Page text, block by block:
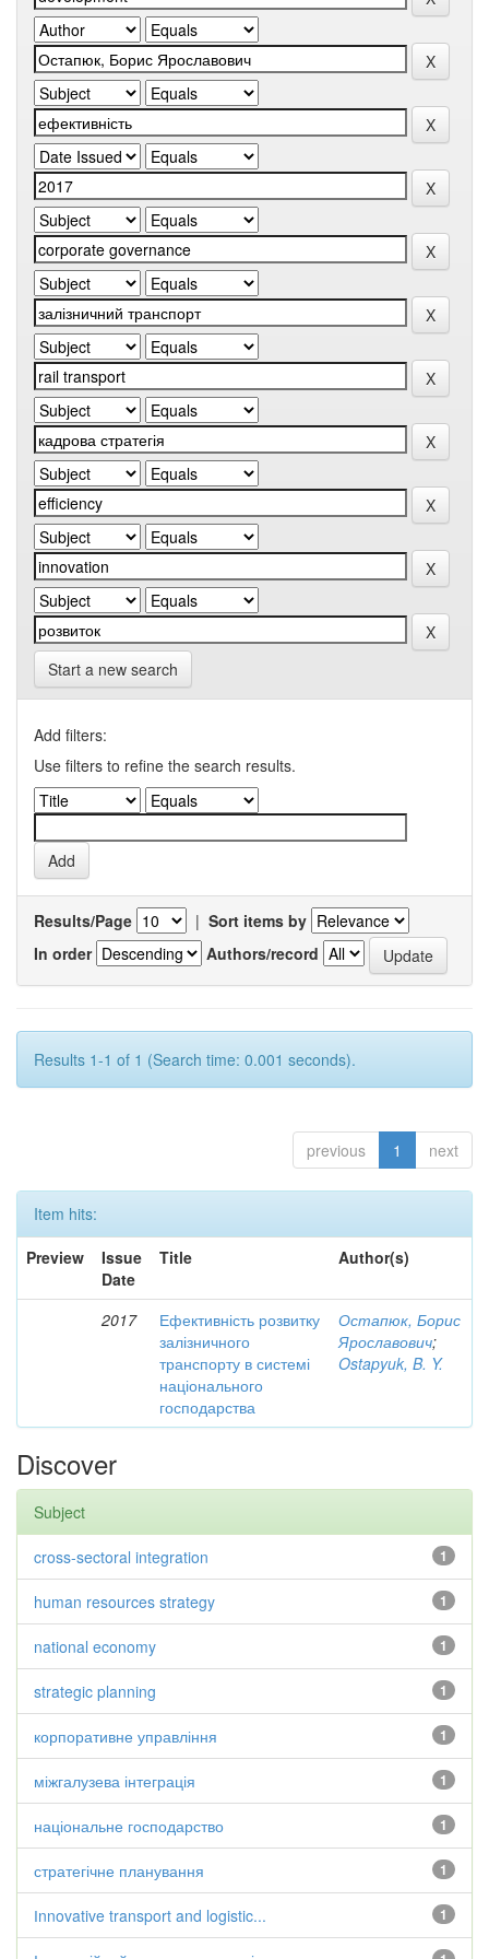
Start a new search
Add filters:
Use filters to refine the search results.
Results/Page | Sort items by
In order
Authors/record
Results 1-1 of 1 (Search time: 0.001 seconds).
previous 1 next
Item hits:
Preview
Issue
Date
Title Author(s)
2017
Ефективність розвитку
залізничного
транспорту в системі
національного
господарства
Остапюк, Борис
Ярославович;
Ostapyuk, B. Y.
Discover
Subject
1
cross-sectoral integration
1
human resources strategy
1
national economy
1
strategic planning
1
корпоративне управління
1
міжгалузева інтеграція
1
національне господарство
1
стратегічне планування
1
Іnnovative transport and logistic...